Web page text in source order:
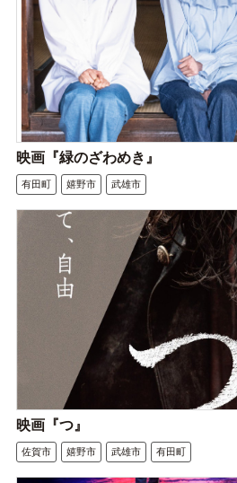
映画『緑のざわめき』
有田町 嬉野市 武雄市
映画『つ』
佐賀市 嬉野市 武雄市 有田町